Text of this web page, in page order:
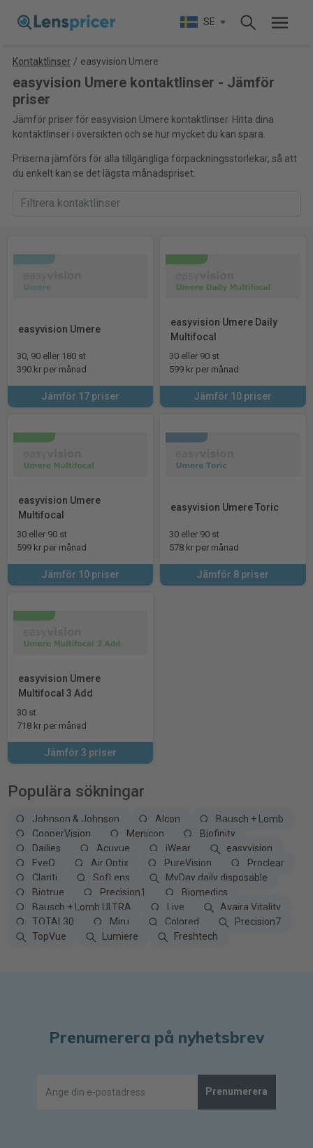
SE
Kontaktlinser / easyvision Umere
easyvision Umere kontaktlinser - Jämför
priser
Jämför priser för easyvision Umere kontaktlinser. Hitta dina
kontaktlinser i översikten och se hur mycket du kan spara.
Priserna jämförs för alla tillgängliga förpackningsstorlekar, så att
du enkelt kan se det lägsta månadspriset.
easyvision Umere
30, 90 eller 180 st
390 kr per månad
Jämför 17 priser
easyvision Umere Daily
Multifocal
30 eller 90 st
599 kr per månad
Jämför 10 priser
easyvision Umere
Multifocal
30 eller 90 st
599 kr per månad
Jämför 10 priser
easyvision Umere Toric
30 eller 90 st
578 kr per månad
Jämför 8 priser
easyvision Umere
Multifocal 3 Add
30 st
718 kr per månad
Jämför 3 priser
Populära sökningar
Johnson & Johnson Alcon
Bausch + Lomb
CooperVision
Menicon
Biofinity
Dailies
Acuvue iWear
easyvision
EyeQ
Air Optix PureVision
Proclear
Clariti
SofLens
MyDay daily disposable
Biotrue
Precision1
Biomedics
Bausch + Lomb ULTRA
Live
Avaira Vitality
TOTAL30
Miru Colored
Precision7
TopVue
Lumiere Freshtech
Prenumerera på nyhetsbrev
Prenumerera